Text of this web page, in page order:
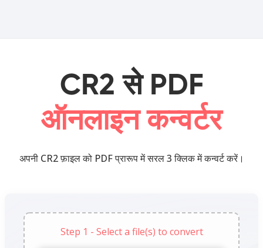
CR2 से PDF
ऑनलाइन कन्वर्टर
अपनी CR2 फ़ाइल को PDF प्रारूप में सरल 3 क्लिक में कन्वर्ट करें।
Step 1 - Select a file(s) to convert